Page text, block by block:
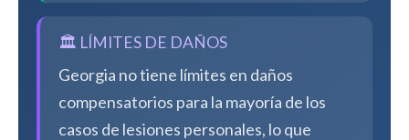
🏛️ LÍMITES DE DAÑOS
Georgia no tiene límites en daños
compensatorios para la mayoría de los
casos de lesiones personales, lo que